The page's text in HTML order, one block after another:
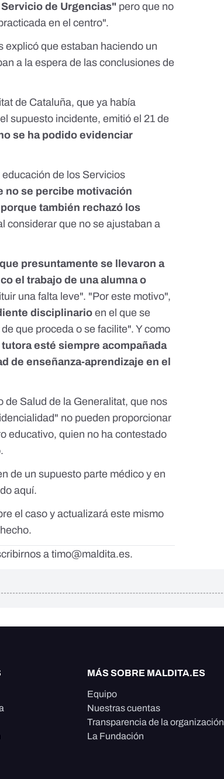
de Urgencias" pero que no
en el centro".
explicó que estaban haciendo un
a la espera de las conclusiones de
de Cataluña, que ya había
supuesto incidente, emitió el 21 de
se ha podido evidenciar
de los Servicios
no se percibe motivación
también rechazó los
considerar que no se ajustaban a
presuntamente se llevaron a
el trabajo de una alumna o
una falta leve". "Por este motivo",
disciplinario en el que se
que proceda o se facilite". Y como
esté siempre acompañada
de enseñanza-aprendizaje en el
Salud de la Generalitat, que nos
no pueden proporcionar
educativo, quien no ha contestado
de un supuesto parte médico y en
aquí.
el caso y actualizará este mismo
atimo@maldita.es.
MÁS SOBRE MALDITA.ES
Equipo
Nuestras cuentas
Transparencia de la organización
La Fundación